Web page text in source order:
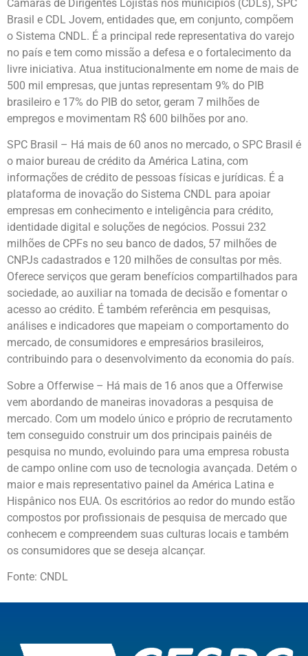
Câmaras de Dirigentes Lojistas nos municípios (CDLs), SPC
Brasil e CDL Jovem, entidades que, em conjunto, compõem
o Sistema CNDL. É a principal rede representativa do varejo
no país e tem como missão a defesa e o fortalecimento da
livre iniciativa. Atua institucionalmente em nome de mais de
500 mil empresas, que juntas representam 9% do PIB
brasileiro e 17% do PIB do setor, geram 7 milhões de
empregos e movimentam R$ 600 bilhões por ano.
SPC Brasil – Há mais de 60 anos no mercado, o SPC Brasil é
o maior bureau de crédito da América Latina, com
informações de crédito de pessoas físicas e jurídicas. É a
plataforma de inovação do Sistema CNDL para apoiar
empresas em conhecimento e inteligência para crédito,
identidade digital e soluções de negócios. Possui 232
milhões de CPFs no seu banco de dados, 57 milhões de
CNPJs cadastrados e 120 milhões de consultas por mês.
Oferece serviços que geram benefícios compartilhados para
sociedade, ao auxiliar na tomada de decisão e fomentar o
acesso ao crédito. É também referência em pesquisas,
análises e indicadores que mapeiam o comportamento do
mercado, de consumidores e empresários brasileiros,
contribuindo para o desenvolvimento da economia do país.
Sobre a Offerwise – Há mais de 16 anos que a Offerwise
vem abordando de maneiras inovadoras a pesquisa de
mercado. Com um modelo único e próprio de recrutamento
tem conseguido construir um dos principais painéis de
pesquisa no mundo, evoluindo para uma empresa robusta
de campo online com uso de tecnologia avançada. Detém o
maior e mais representativo painel da América Latina e
Hispânico nos EUA. Os escritórios ao redor do mundo estão
compostos por profissionais de pesquisa de mercado que
conhecem e compreendem suas culturas locais e também
os consumidores que se deseja alcançar.
Fonte: CNDL